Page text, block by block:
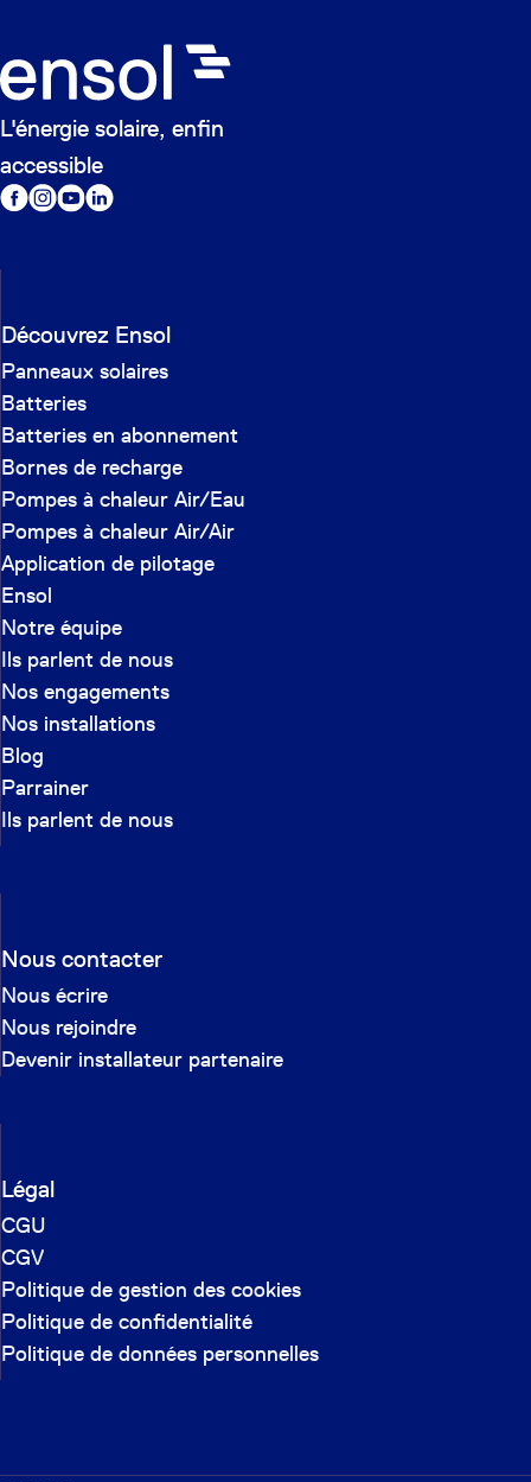
L'énergie solaire, enfin
accessible
Découvrez Ensol
Panneaux solaires
Batteries
Batteries en abonnement
Bornes de recharge
Pompes à chaleur Air/Eau
Pompes à chaleur Air/Air
Application de pilotage
Ensol
Notre équipe
Ils parlent de nous
Nos engagements
Nos installations
Blog
Parrainer
Ils parlent de nous
Nous contacter
Nous écrire
Nous rejoindre
Devenir installateur partenaire
Légal
CGU
CGV
Politique de gestion des cookies
Politique de confidentialité
Politique de données personnelles